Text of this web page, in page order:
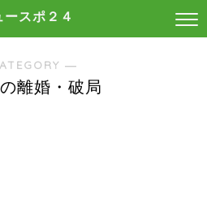
ースポ２４
―
離婚・破局